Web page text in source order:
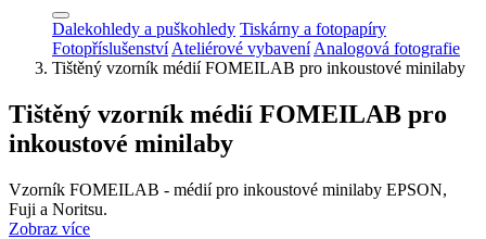
Dalekohledy a puškohledy Tiskárny a fotopapíry
Fotopříslušenství Ateliérové vybavení Analogová fotografie
Tištěný vzorník médií FOMEILAB pro inkoustové minilaby
Tištěný vzorník médií FOMEILAB pro
inkoustové minilaby
Vzorník FOMEILAB - médií pro inkoustové minilaby EPSON,
Fuji a Noritsu.
Zobraz více